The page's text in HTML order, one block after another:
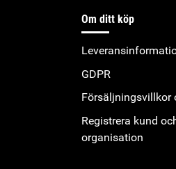
Om ditt köp
GDPR
Försäljningsvillkor
Registrera kund
organisation